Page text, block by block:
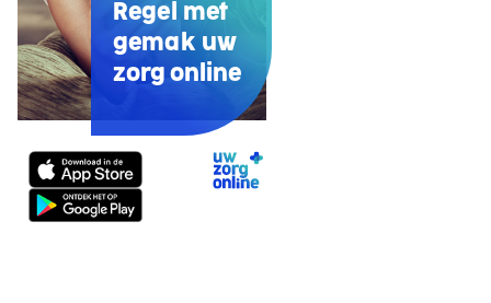
Uw
Zorg
Online
Regel met
gemak uw
zorg online